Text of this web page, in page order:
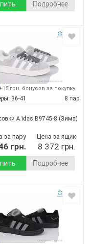
Подробнее
грн. бонусов за покупку
36-41 8 пар
A.idas B9745-8 (Зима)
за пару
грн.
Цена за ящик
8 372 грн.
Подробнее